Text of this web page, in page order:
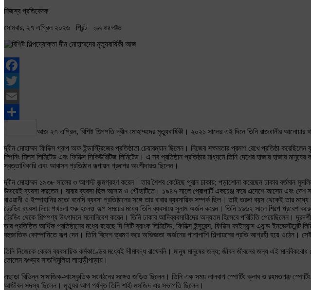
নিজস্ব প্রতিবেদক
সোমবার, ২৭ এপ্রিল ২০২৬ প্রিন্ট ২৬৭ বার পঠিত
Facebook
Twitter
Email
আজ ২৭ এপ্রিল, বিশিষ্ট শিল্পপতি দ্বীন মোহাম্মদের মৃত্যুবার্ষিকী। ২০২১ সালের এই দিনে তিনি রাজধানীর আনোয়ার
দ্বীন মোহাম্মদ ফিনিক্স গ্রুপ অফ ইন্ডাস্ট্রিজের প্রতিষ্ঠাতা চেয়ারম্যান ছিলেন। নিজের সক্ষমতার প্রমাণ রেখে প্রতিষ্ঠা
স্পিনিং মিলস লিমিটেড এবং ফিনিক্স সিকিউরিটিজ লিমিটেড। এ সব প্রতিষ্ঠান প্রতিষ্ঠার মাধ্যমে তিনি দেশের হাজার হাজার
স্বত্তাধিকারি এবং আবাসন প্রতিষ্ঠান রূপায়ন গ্রুপের অংশীদারও ছিলেন।
দ্বীন মোহাম্মদ ১৯৩৮ সালের ৩ আগস্ট জন্মগ্রহণ করেন। তার শৈশব কেটেছে পুরান ঢাকায়; পড়াশোনা করেছেন ঢাকার বর্তমান
উভয়েই ব্যবসা করতেন। বাবার ব্যবসা ছিল আসাম ও গৌহাটিতে। ১৯৪৭ সালে প্রোপার্টি একচেঞ্জ করে এদেশে আসেন এবং
বাওয়ানী ও ইস্পাহানির মতো বনেদি ব্যবসা প্রতিষ্ঠানের সঙ্গে তার বাবার ব্যবসায়িক সম্পর্ক ছিল। তাই তরুণ বয়স থেকেই তার
ট্রেডিং ব্যবসা দিয়ে পথচলা শুরু হলেও অল্প সময়ের মধ্যে তিনি ব্যবসায়ে সুনাম অর্জন করেন। তিনি ১৯৬২ সালে শিল্পে প্রবেশ
ট্রেডিং থেকে শিল্পপণ্য উৎপাদনে মনোনিবেশ করেন। তিনি ঢাকার আদিব্যবসায়ীদের অন্যতম হিসেবে পরিচিতি পেয়েছিলেন।
তার প্রতিষ্ঠিত আর্থিক প্রতিষ্ঠানের মধ্যে রয়েছে দি সিটি ব্যাংক লিমিটেড, ফিনিক্স ইন্সুরেন্স, ফিনিক্স ফাইন্যান্স এ্যান্ড
বহুজাতিক কোম্পানিতে রূপ দেন। তিনি বিদেশ ভ্রমণ করে অভিজ্ঞতা অর্জনের পাশাপাশি শিল্পায়নের প্রতি আগ্রহী হয়ে ওঠেন।
তিনি নিজেকে কেবল ব্যবসায়িক কর্মকাণ্ডের মধ্যেই সীমাবদ্ধ রাখেননি। মানুষ মানুষের জন্য; জীবন জীবনের জন্য এই
তোলেন বগুড়ার সাতশিমুলিয়া লাহাড়ীপাড়ায়।
এছাড়া বিভিন্ন সামাজিক-সাংস্কৃতিক সংগঠনের সঙ্গেও জড়িত ছিলেন। তিনি এক সময় লালবাগ স্পোর্টিং ক্লাব ও রহমতগঞ্জ
আজীবন সদস্য ছিলেন। মৃত্যুর আগ পর্যন্ত তিনি শাহী মসজিদ এর সভাপতি ছিলেন।